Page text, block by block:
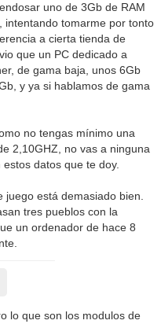
uno de 3Gb de RAM
intentando tomarme por tonto
a cierta tienda de
que un PC dedicado a
de gama baja, unos 6Gb
y ya si hablamos de gama
no tengas mínimo una
2,10GHZ, no vas a ninguna
datos que te doy.
juego está demasiado bien.
tres pueblos con la
un ordenador de hace 8
lo que son los modulos de